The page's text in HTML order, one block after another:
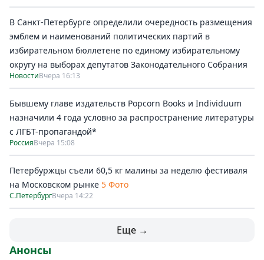
В Санкт-Петербурге определили очередность размещения
эмблем и наименований политических партий в
избирательном бюллетене по единому избирательному
округу на выборах депутатов Законодательного Собрания
НовостиВчера 16:13
Бывшему главе издательств Popcorn Books и Individuum
назначили 4 года условно за распространение литературы
с ЛГБТ-пропагандой*
РоссияВчера 15:08
Петербуржцы съели 60,5 кг малины за неделю фестиваля
на Московском рынке 5 Фото
С.ПетербургВчера 14:22
Еще →
Анонсы